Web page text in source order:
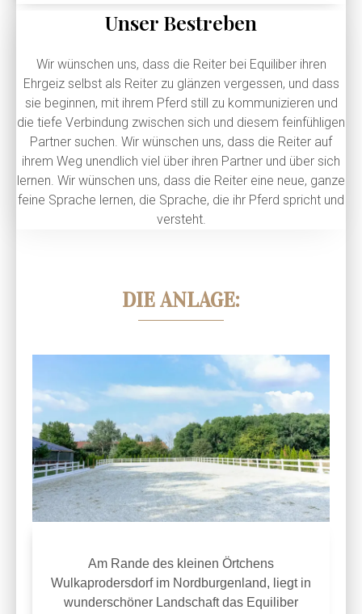
Unser Bestreben
Wir wünschen uns, dass die Reiter bei Equiliber ihren
Ehrgeiz selbst als Reiter zu glänzen vergessen, und dass
sie beginnen, mit ihrem Pferd still zu kommunizieren und
die tiefe Verbindung zwischen sich und diesem feinfühligen
Partner suchen. Wir wünschen uns, dass die Reiter auf
ihrem Weg unendlich viel über ihren Partner und über sich
lernen. Wir wünschen uns, dass die Reiter eine neue, ganze
feine Sprache lernen, die Sprache, die ihr Pferd spricht und
versteht.
DIE ANLAGE:
Am Rande des kleinen Örtchens
Wulkaprodersdorf im Nordburgenland, liegt in
wunderschöner Landschaft das Equiliber